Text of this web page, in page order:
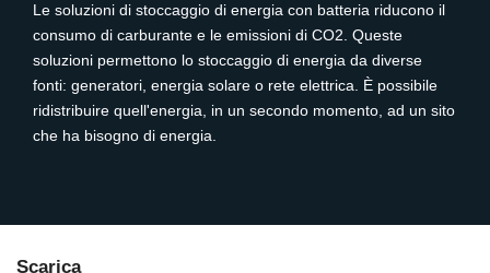
Le soluzioni di stoccaggio di energia con batteria riducono il
consumo di carburante e le emissioni di CO2. Queste
soluzioni permettono lo stoccaggio di energia da diverse
fonti: generatori, energia solare o rete elettrica. È possibile
ridistribuire quell'energia, in un secondo momento, ad un sito
che ha bisogno di energia.
Scarica